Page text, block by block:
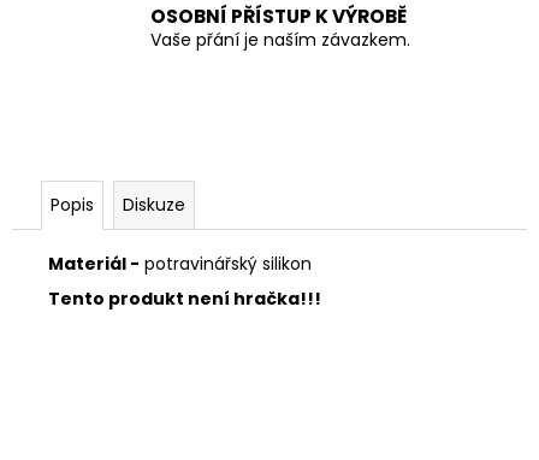
OSOBNÍ PŘÍSTUP K VÝROBĚ
Vaše přání je naším závazkem.
Popis Diskuze
Materiál - potravinářský silikon
Tento produkt není hračka!!!